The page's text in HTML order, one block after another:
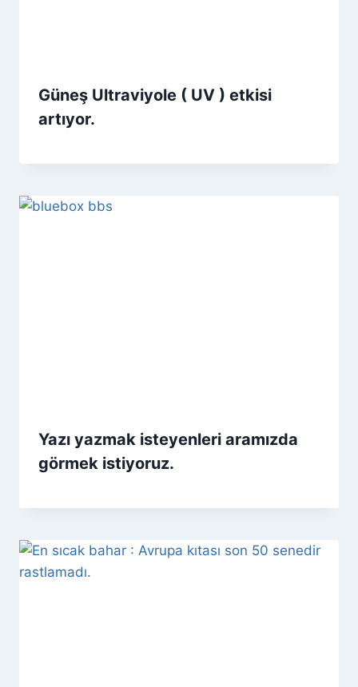
Güneş Ultraviyole ( UV ) etkisi
artıyor.
Yazı yazmak isteyenleri aramızda
görmek istiyoruz.